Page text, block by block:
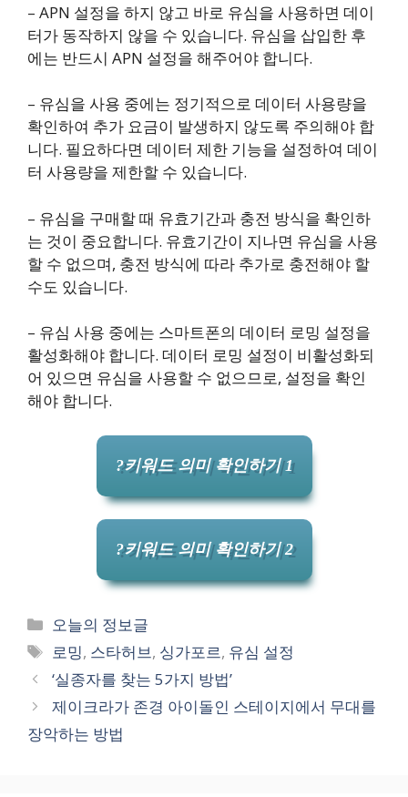
– APN 설정을 하지 않고 바로 유심을 사용하면 데이
터가 동작하지 않을 수 있습니다. 유심을 삽입한 후
에는 반드시 APN 설정을 해주어야 합니다.
– 유심을 사용 중에는 정기적으로 데이터 사용량을
확인하여 추가 요금이 발생하지 않도록 주의해야 합
니다. 필요하다면 데이터 제한 기능을 설정하여 데이
터 사용량을 제한할 수 있습니다.
– 유심을 구매할 때 유효기간과 충전 방식을 확인하
는 것이 중요합니다. 유효기간이 지나면 유심을 사용
할 수 없으며, 충전 방식에 따라 추가로 충전해야 할
수도 있습니다.
– 유심 사용 중에는 스마트폰의 데이터 로밍 설정을
활성화해야 합니다. 데이터 로밍 설정이 비활성화되
어 있으면 유심을 사용할 수 없으므로, 설정을 확인
해야 합니다.
?키워드 의미 확인하기 1
?키워드 의미 확인하기 2
카
테
리
오늘의 정보글
태
그
로밍, 스타허브, 싱가포르, 유심 설정
‘실종자를 찾는 5가지 방법’
제이크라가 존경 아이돌인 스테이지에서 무대를
장악하는 방법